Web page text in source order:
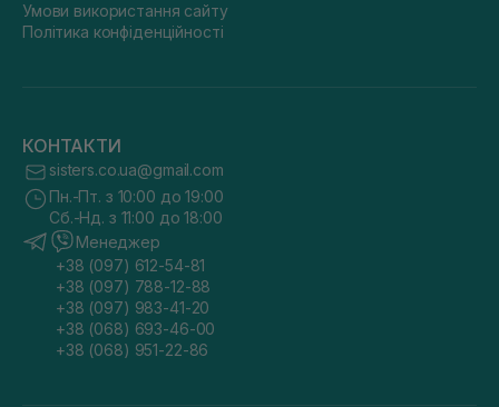
Умови використання сайту
Політика конфіденційності
КОНТАКТИ
sisters.co.ua@gmail.com
Пн.-Пт. з 10:00 до 19:00
Сб.-Нд. з 11:00 до 18:00
Менеджер
+38 (097) 612-54-81
+38 (097) 788-12-88
+38 (097) 983-41-20
+38 (068) 693-46-00
+38 (068) 951-22-86